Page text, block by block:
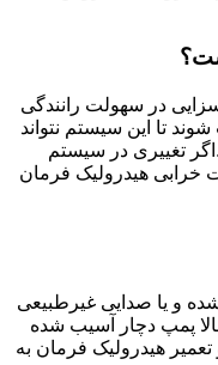
در سهولت رانندگی
تا این سیستم نتواند
تغییری در سیستم
خرابی هیدرولیک فرمان
و یا صدایی غیرطبیعی
پمپ دچار آسیب شده
هیدرولیک فرمان به